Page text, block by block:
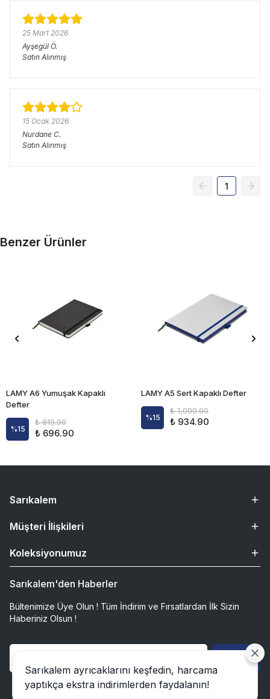
25 Mart 2026
Ayşegül Ö.
Satın Alınmış
15 Ocak 2026
Nurdane C.
Satın Alınmış
1
Benzer Ürünler
LAMY A6 Yumuşak Kapaklı
Defter
%15
₺ 819.90
₺ 696.90
LAMY A5 Sert Kapaklı Defter
%15
₺ 1,099.90
₺ 934.90
Sarıkalem
Müşteri İlişkileri
Koleksiyonumuz
Sarıkalem'den Haberler
Bültenimize Üye Olun ! Tüm İndirim ve Fırsatlardan İlk Sizin
Haberiniz Olsun !
Gönder
Sarıkalem ayrıcaklarını keşfedin, harcama
yaptıkça ekstra indirimlerden faydalanın!